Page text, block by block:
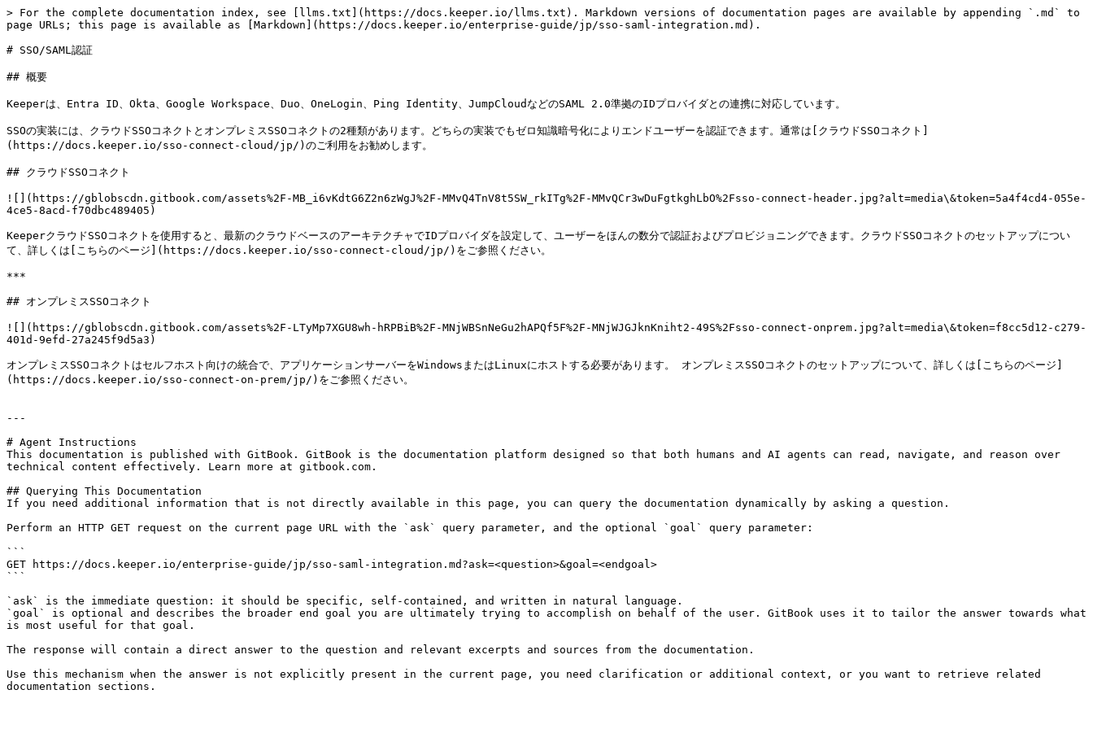
> For the complete documentation index, see [llms.txt](https://docs.keeper.io/llms.txt). Markdown versions of documentation pages are available by appending `.md` to
page URLs; this page is available as [Markdown](https://docs.keeper.io/enterprise-guide/jp/sso-saml-integration.md).
# SSO/SAML認証
## 概要
Keeperは、Entra ID、Okta、Google Workspace、Duo、OneLogin、Ping Identity、JumpCloudなどのSAML 2.0準拠のIDプロバイダとの連携に対応しています。
SSOの実装には、クラウドSSOコネクトとオンプレミスSSOコネクトの2種類があります。どちらの実装でもゼロ知識暗号化によりエンドユーザーを認証できます。通常は[クラウドSSOコネクト]
(https://docs.keeper.io/sso-connect-cloud/jp/)のご利用をお勧めします。
## クラウドSSOコネクト
![](https://gblobscdn.gitbook.com/assets%2F-MB_i6vKdtG6Z2n6zWgJ%2F-MMvQ4TnV8t5SW_rkITg%2F-MMvQCr3wDuFgtkghLbO%2Fsso-connect-header.jpg?alt=media\&token=5a4f4cd4-055e-
4ce5-8acd-f70dbc489405)
KeeperクラウドSSOコネクトを使用すると、最新のクラウドベースのアーキテクチャでIDプロバイダを設定して、ユーザーをほんの数分で認証およびプロビジョニングできます。クラウドSSOコネクトのセットアップについ
て、詳しくは[こちらのページ](https://docs.keeper.io/sso-connect-cloud/jp/)をご参照ください。
***
## オンプレミスSSOコネクト
![](https://gblobscdn.gitbook.com/assets%2F-LTyMp7XGU8wh-hRPBiB%2F-MNjWBSnNeGu2hAPQf5F%2F-MNjWJGJknKniht2-49S%2Fsso-connect-onprem.jpg?alt=media\&token=f8cc5d12-c279-
401d-9efd-27a245f9d5a3)
オンプレミスSSOコネクトはセルフホスト向けの統合で、アプリケーションサーバーをWindowsまたはLinuxにホストする必要があります。 オンプレミスSSOコネクトのセットアップについて、詳しくは[こちらのページ]
(https://docs.keeper.io/sso-connect-on-prem/jp/)をご参照ください。
---
# Agent Instructions
This documentation is published with GitBook. GitBook is the documentation platform designed so that both humans and AI agents can read, navigate, and reason over
technical content effectively. Learn more at gitbook.com.
## Querying This Documentation
If you need additional information that is not directly available in this page, you can query the documentation dynamically by asking a question.
Perform an HTTP GET request on the current page URL with the `ask` query parameter, and the optional `goal` query parameter:
```
GET https://docs.keeper.io/enterprise-guide/jp/sso-saml-integration.md?ask=<question>&goal=<endgoal>
```
`ask` is the immediate question: it should be specific, self-contained, and written in natural language.
`goal` is optional and describes the broader end goal you are ultimately trying to accomplish on behalf of the user. GitBook uses it to tailor the answer towards what
is most useful for that goal.
The response will contain a direct answer to the question and relevant excerpts and sources from the documentation.
Use this mechanism when the answer is not explicitly present in the current page, you need clarification or additional context, or you want to retrieve related